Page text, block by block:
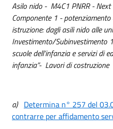
Asilo nido - M4C1 PNRR -
Componente 1 -
istruzione: dagli asili nido alle
Investimento/Subinvestimento
scuole dell’infanzia e servizi di
infanzia”- Lavori di costruzione
a) Determina n° 257 del
contrarre per affidamento